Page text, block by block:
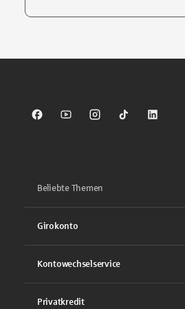
Sparkasse auf Facebook
Sparkasse auf Youtube
Sparkasse aufSparkasse auf
Beliebte Themen
Girokonto
Kontowechselservice
Privatkredit